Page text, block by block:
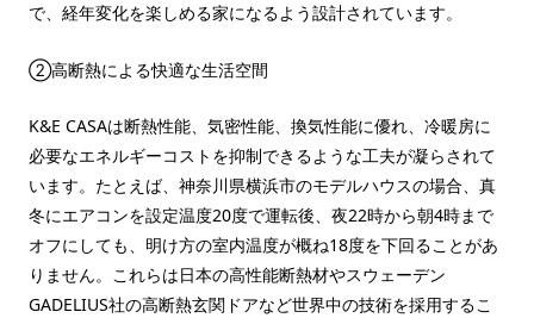
で、経年変化を楽しめる家になるよう設計されています。
②高断熱による快適な生活空間
K&E CASAは断熱性能、気密性能、換気性能に優れ、冷暖房に
必要なエネルギーコストを抑制できるような工夫が凝らされて
います。たとえば、神奈川県横浜市のモデルハウスの場合、真
冬にエアコンを設定温度20度で運転後、夜22時から朝4時まで
オフにしても、明け方の室内温度が概ね18度を下回ることがあ
りません。これらは日本の高性能断熱材やスウェーデン
GADELIUS社の高断熱玄関ドアなど世界中の技術を採用するこ